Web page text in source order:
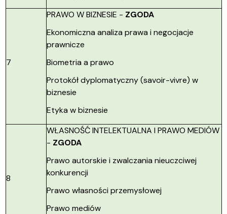
7
PRAWO W BIZNESIE - ZGODA
Ekonomiczna analiza prawa i negocjacje
prawnicze
Biometria a prawo
Protokół dyplomatyczny (savoir-vivre) w
biznesie
Etyka w biznesie
8
WŁASNOŚĆ INTELEKTUALNA I PRAWO MEDIÓW
- ZGODA
Prawo autorskie i zwalczania nieuczciwej
konkurencji
Prawo własności przemysłowej
Prawo mediów